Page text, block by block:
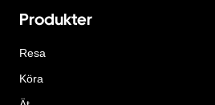
Produkter
Resa
Köra